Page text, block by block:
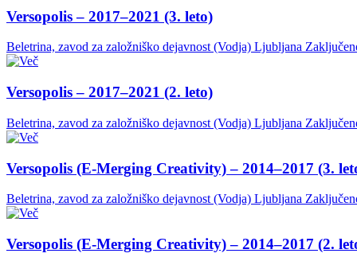
Versopolis – 2017–2021 (3. leto)
Beletrina, zavod za založniško dejavnost (Vodja) Ljubljana
Versopolis – 2017–2021 (2. leto)
Beletrina, zavod za založniško dejavnost (Vodja) Ljubljana
Versopolis (E-Merging Creativity) – 2014–2017 (3.
Beletrina, zavod za založniško dejavnost (Vodja) Ljubljana
Versopolis (E-Merging Creativity) – 2014–2017 (2.